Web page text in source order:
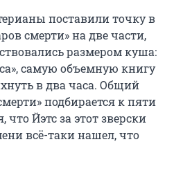
поставили точку в
смерти» на две части,
размером куша:
самую объемную книгу
в два часа. Общий
подбирается к пяти
что Йэтс за этот зверски
всё-таки нашел, что